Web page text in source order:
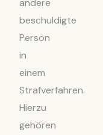
beschuldigte
Person
in
einem
Strafverfahren.
Hierzu
gehören